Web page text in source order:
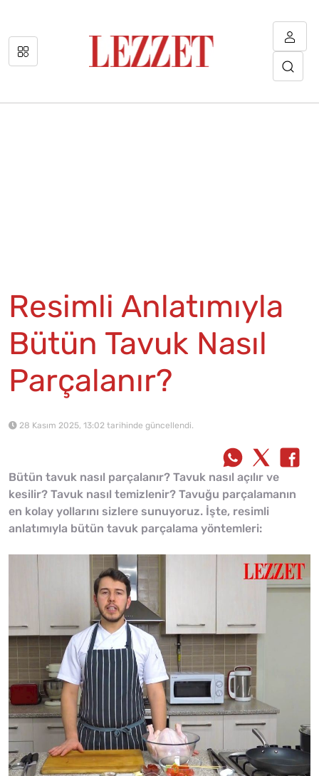
Resimli Anlatımıyla
Bütün Tavuk Nasıl
Parçalanır?
28 Kasım 2025, 13:02 tarihinde güncellendi.
Bütün tavuk nasıl parçalanır? Tavuk nasıl açılır ve
kesilir? Tavuk nasıl temizlenir? Tavuğu parçalamanın
en kolay yollarını sizlere sunuyoruz. İşte, resimli
anlatımıyla bütün tavuk parçalama yöntemleri: